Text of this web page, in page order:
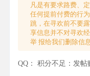
凡是有要求路费、
任何提前付费的行
跳，在寻欢前不要
享信息并不对寻欢
举 报给我们删除信息
QQ： 积分不足：发帖